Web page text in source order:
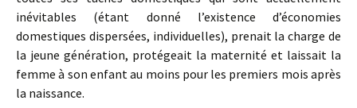
inévitables (étant donné l’existence d’économies
domestiques dispersées, individuelles), prenait la charge de
la jeune génération, protégeait la maternité et laissait la
femme à son enfant au moins pour les premiers mois après
la naissance.